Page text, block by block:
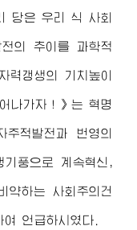
당은 우리 식 사회
의 추이를 과학적
갱생의 기치높이
나가자！》는 혁명
적발전과 번영의
풍으로 계속혁신,
약하는 사회주의건
언급하시였다.